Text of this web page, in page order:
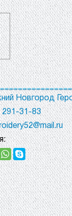
Новгород
291-31-83